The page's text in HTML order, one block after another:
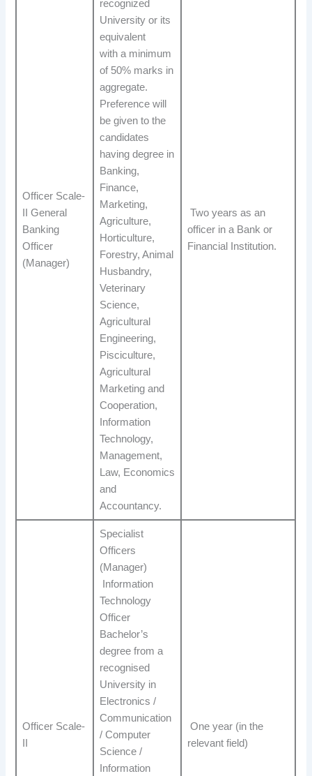
Officer Scale-
II General
Banking
Officer
(Manager)
recognized
University or its
equivalent
with a minimum
of 50% marks in
aggregate.
Preference will
be given to the
candidates
having degree in
Banking,
Finance,
Marketing,
Agriculture,
Horticulture,
Forestry, Animal
Husbandry,
Veterinary
Science,
Agricultural
Engineering,
Pisciculture,
Agricultural
Marketing and
Cooperation,
Information
Technology,
Management,
Law, Economics
and
Accountancy.
Two years as an
officer in a Bank or
Financial Institution.
Officer Scale-
Specialist
Officers
(Manager)
Information
Technology
Officer
Bachelor’s
degree from a
recognised
University in
Electronics /
Communication
/ Computer
Science /
Information
One year (in the
relevant field)